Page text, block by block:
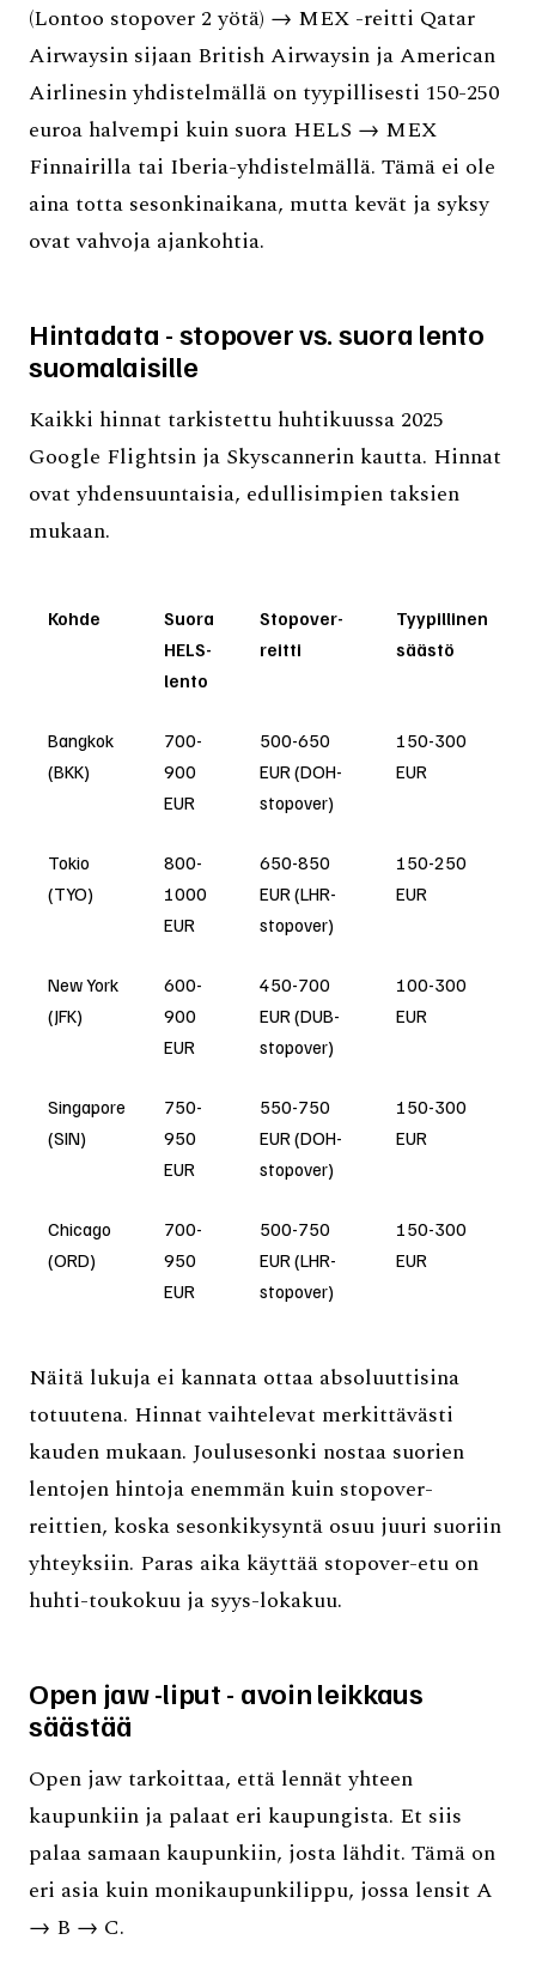
(Lontoo stopover 2 yötä) → MEX -reitti Qatar
Airwaysin sijaan British Airwaysin ja American
Airlinesin yhdistelmällä on tyypillisesti 150-250
euroa halvempi kuin suora HELS → MEX
Finnairilla tai Iberia-yhdistelmällä. Tämä ei ole
aina totta sesonkinaikana, mutta kevät ja syksy
ovat vahvoja ajankohtia.
Hintadata - stopover vs. suora lento
suomalaisille
Kaikki hinnat tarkistettu huhtikuussa 2025
Google Flightsin ja Skyscannerin kautta. Hinnat
ovat yhdensuuntaisia, edullisimpien taksien
mukaan.
Kohde
Suora
HELS-
lento
Stopover-
reitti
Tyypillinen
säästö
Bangkok
(BKK)
700-
900
EUR
500-650
EUR (DOH-
stopover)
150-300
EUR
Tokio
(TYO)
800-
1000
EUR
650-850
EUR (LHR-
stopover)
150-250
EUR
New York
(JFK)
600-
900
EUR
450-700
EUR (DUB-
stopover)
100-300
EUR
Singapore
(SIN)
750-
950
EUR
550-750
EUR (DOH-
stopover)
150-300
EUR
Chicago
(ORD)
700-
950
EUR
500-750
EUR (LHR-
stopover)
150-300
EUR
Näitä lukuja ei kannata ottaa absoluuttisina
totuutena. Hinnat vaihtelevat merkittävästi
kauden mukaan. Joulusesonki nostaa suorien
lentojen hintoja enemmän kuin stopover-
reittien, koska sesonkikysyntä osuu juuri suoriin
yhteyksiin. Paras aika käyttää stopover-etu on
huhti-toukokuu ja syys-lokakuu.
Open jaw -liput - avoin leikkaus
säästää
Open jaw tarkoittaa, että lennät yhteen
kaupunkiin ja palaat eri kaupungista. Et siis
palaa samaan kaupunkiin, josta lähdit. Tämä on
eri asia kuin monikaupunkilippu, jossa lensit A
→ B → C.